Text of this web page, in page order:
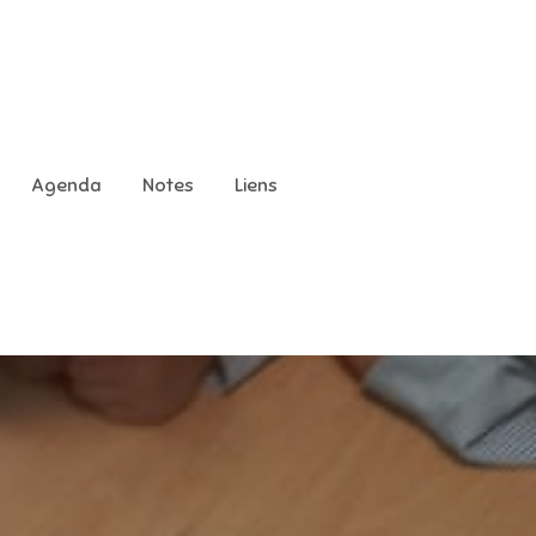
Agenda Notes Liens